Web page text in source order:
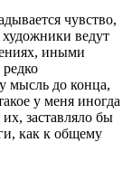
чувство,
ведут
иными
мысль до конца,
у меня иногда
заставляло бы
как к общему